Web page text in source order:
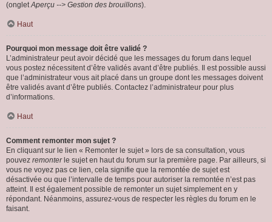
(ongletAperçu --> Gestion des brouillons).
Haut
Pourquoi mon message doit être validé ?
L’administrateur peut avoir décidé que les messages du forum dans lequel
vous postez nécessitent d’être validés avant d’être publiés. Il est possible aussi
que l’administrateur vous ait placé dans un groupe dont les messages doivent
être validés avant d’être publiés. Contactez l’administrateur pour plus
d’informations.
Haut
Comment remonter mon sujet ?
En cliquant sur le lien « Remonter le sujet » lors de sa consultation, vous
pouvez remonterle sujet en haut du forum sur la première page. Par ailleurs, si
vous ne voyez pas ce lien, cela signifie que la remontée de sujet est
désactivée ou que l’intervalle de temps pour autoriser la remontée n’est pas
atteint. Il est également possible de remonter un sujet simplement en y
répondant. Néanmoins, assurez-vous de respecter les règles du forum en le
faisant.